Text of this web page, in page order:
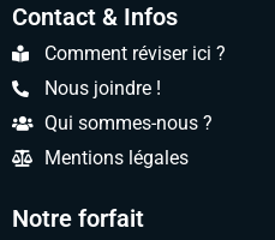
Contact & Infos
Comment réviser ici ?
Nous joindre !
Qui sommes-nous ?
Mentions légales
Notre forfait